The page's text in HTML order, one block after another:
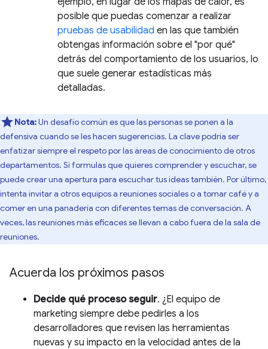
posible que puedas comenzar a realizar
pruebas de usabilidad en las que también
obtengas información sobre el "por qué"
detrás del comportamiento de los usuarios, lo
que suele generar estadísticas más
detalladas.
Nota:Un desafío común es que las personas se ponen a la
defensiva cuando se les hacen sugerencias. La clave podría ser
enfatizar siempre el respeto por las áreas de conocimiento de otros
departamentos. Si formulas que quieres comprender y escuchar, se
puede crear una apertura para escuchar tus ideas también. Por último,
intenta invitar a otros equipos a reuniones sociales o a tomar café y a
comer en una panadería con diferentes temas de conversación. A
veces, las reuniones más eficaces se llevan a cabo fuera de la sala de
reuniones.
Acuerda los próximos pasos
Decide qué proceso seguir. ¿El equipo de
marketing siempre debe pedirles a los
desarrolladores que revisen las herramientas
nuevas y su impacto en la velocidad antes de la